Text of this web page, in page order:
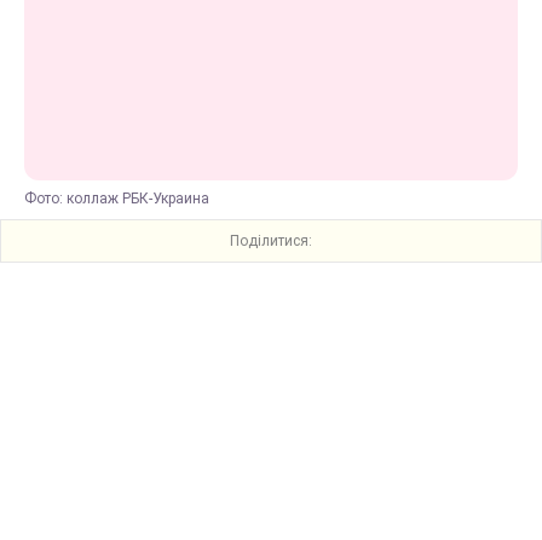
Фото: коллаж РБК-Украина
Поділитися: